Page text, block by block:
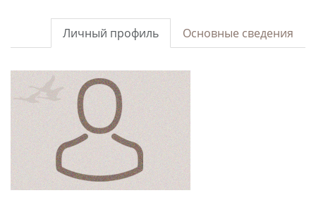
Основные сведения
Личный профиль